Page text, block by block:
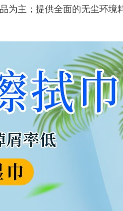
为主；提供全面的无尘环境